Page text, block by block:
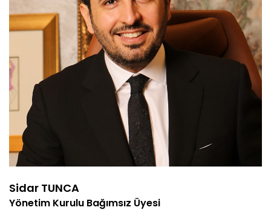
Sidar TUNCA
Yönetim Kurulu Bağımsız Üyesi